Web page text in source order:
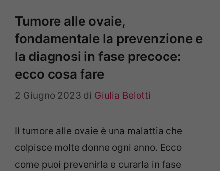
Tumore alle ovaie,
fondamentale la prevenzione e
la diagnosi in fase precoce:
ecco cosa fare
2 Giugno 2023 di Giulia Belotti
Il tumore alle ovaie è una malattia che
colpisce molte donne ogni anno. Ecco
come puoi prevenirla e curarla in fase